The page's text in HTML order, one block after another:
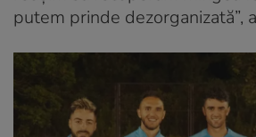
putem prinde dezorganizată”,